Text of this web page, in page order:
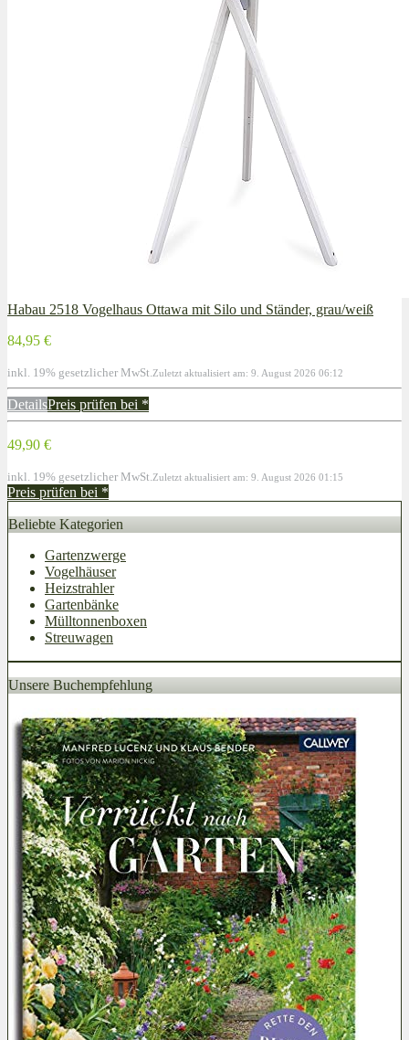
Habau 2518 Vogelhaus Ottawa mit Silo und Ständer, grau/weiß
84,95 €
inkl. 19% gesetzlicher MwSt. Zuletzt aktualisiert am: 9. August 2026 06:12
DetailsPreis prüfen bei *
49,90 €
inkl. 19% gesetzlicher MwSt. Zuletzt aktualisiert am: 9. August 2026 01:15
Preis prüfen bei *
Beliebte Kategorien
Gartenzwerge
Vogelhäuser
Heizstrahler
Gartenbänke
Mülltonnenboxen
Streuwagen
Unsere Buchempfehlung